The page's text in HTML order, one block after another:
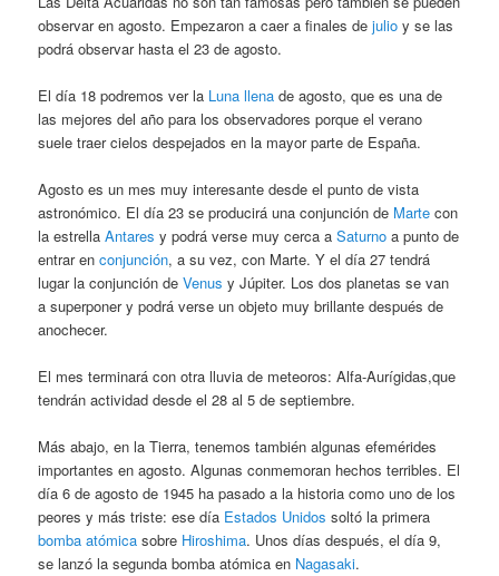
observar en agosto. Empezaron a caer a finales dejulio y se las
podrá observar hasta el 23 de agosto.
El día 18 podremos ver la Luna llena de agosto, que es una de
las mejores del año para los observadores porque el verano
suele traer cielos despejados en la mayor parte de España.
Agosto es un mes muy interesante desde el punto de vista
astronómico. El día 23 se producirá una conjunción de Marte con
la estrellaAntares y podrá verse muy cerca aSaturno a punto de
entrar enconjunción, a su vez, con Marte. Y el día 27 tendrá
lugar la conjunción deVenus y Júpiter. Los dos planetas se van
a superponer y podrá verse un objeto muy brillante después de
anochecer.
El mes terminará con otra lluvia de meteoros: Alfa-Aurígidas,que
tendrán actividad desde el 28 al 5 de septiembre.
Más abajo, en la Tierra, tenemos también algunas efemérides
importantes en agosto. Algunas conmemoran hechos terribles. El
día 6 de agosto de 1945 ha pasado a la historia como uno de los
peores y más triste: ese día Estados Unidos soltó la primera
bomba atómica sobre Hiroshima. Unos días después, el día 9,
se lanzó la segunda bomba atómica en Nagasaki.